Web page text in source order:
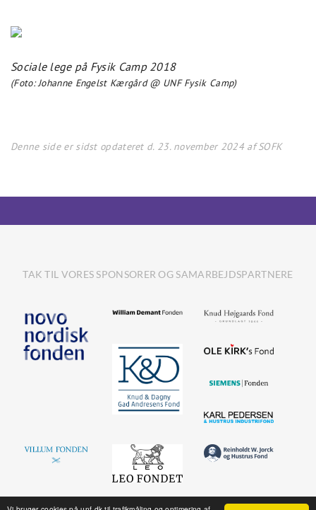
Sociale lege på Fysik Camp 2018
(Foto: Johanne Engelst Kærgård @ UNF Fysik Camp)
Denne side er sidst opdateret d. 23. november 2024 af SOFK
TAK TIL VORES SPONSORER OG SAMARBEJDSPARTNERE